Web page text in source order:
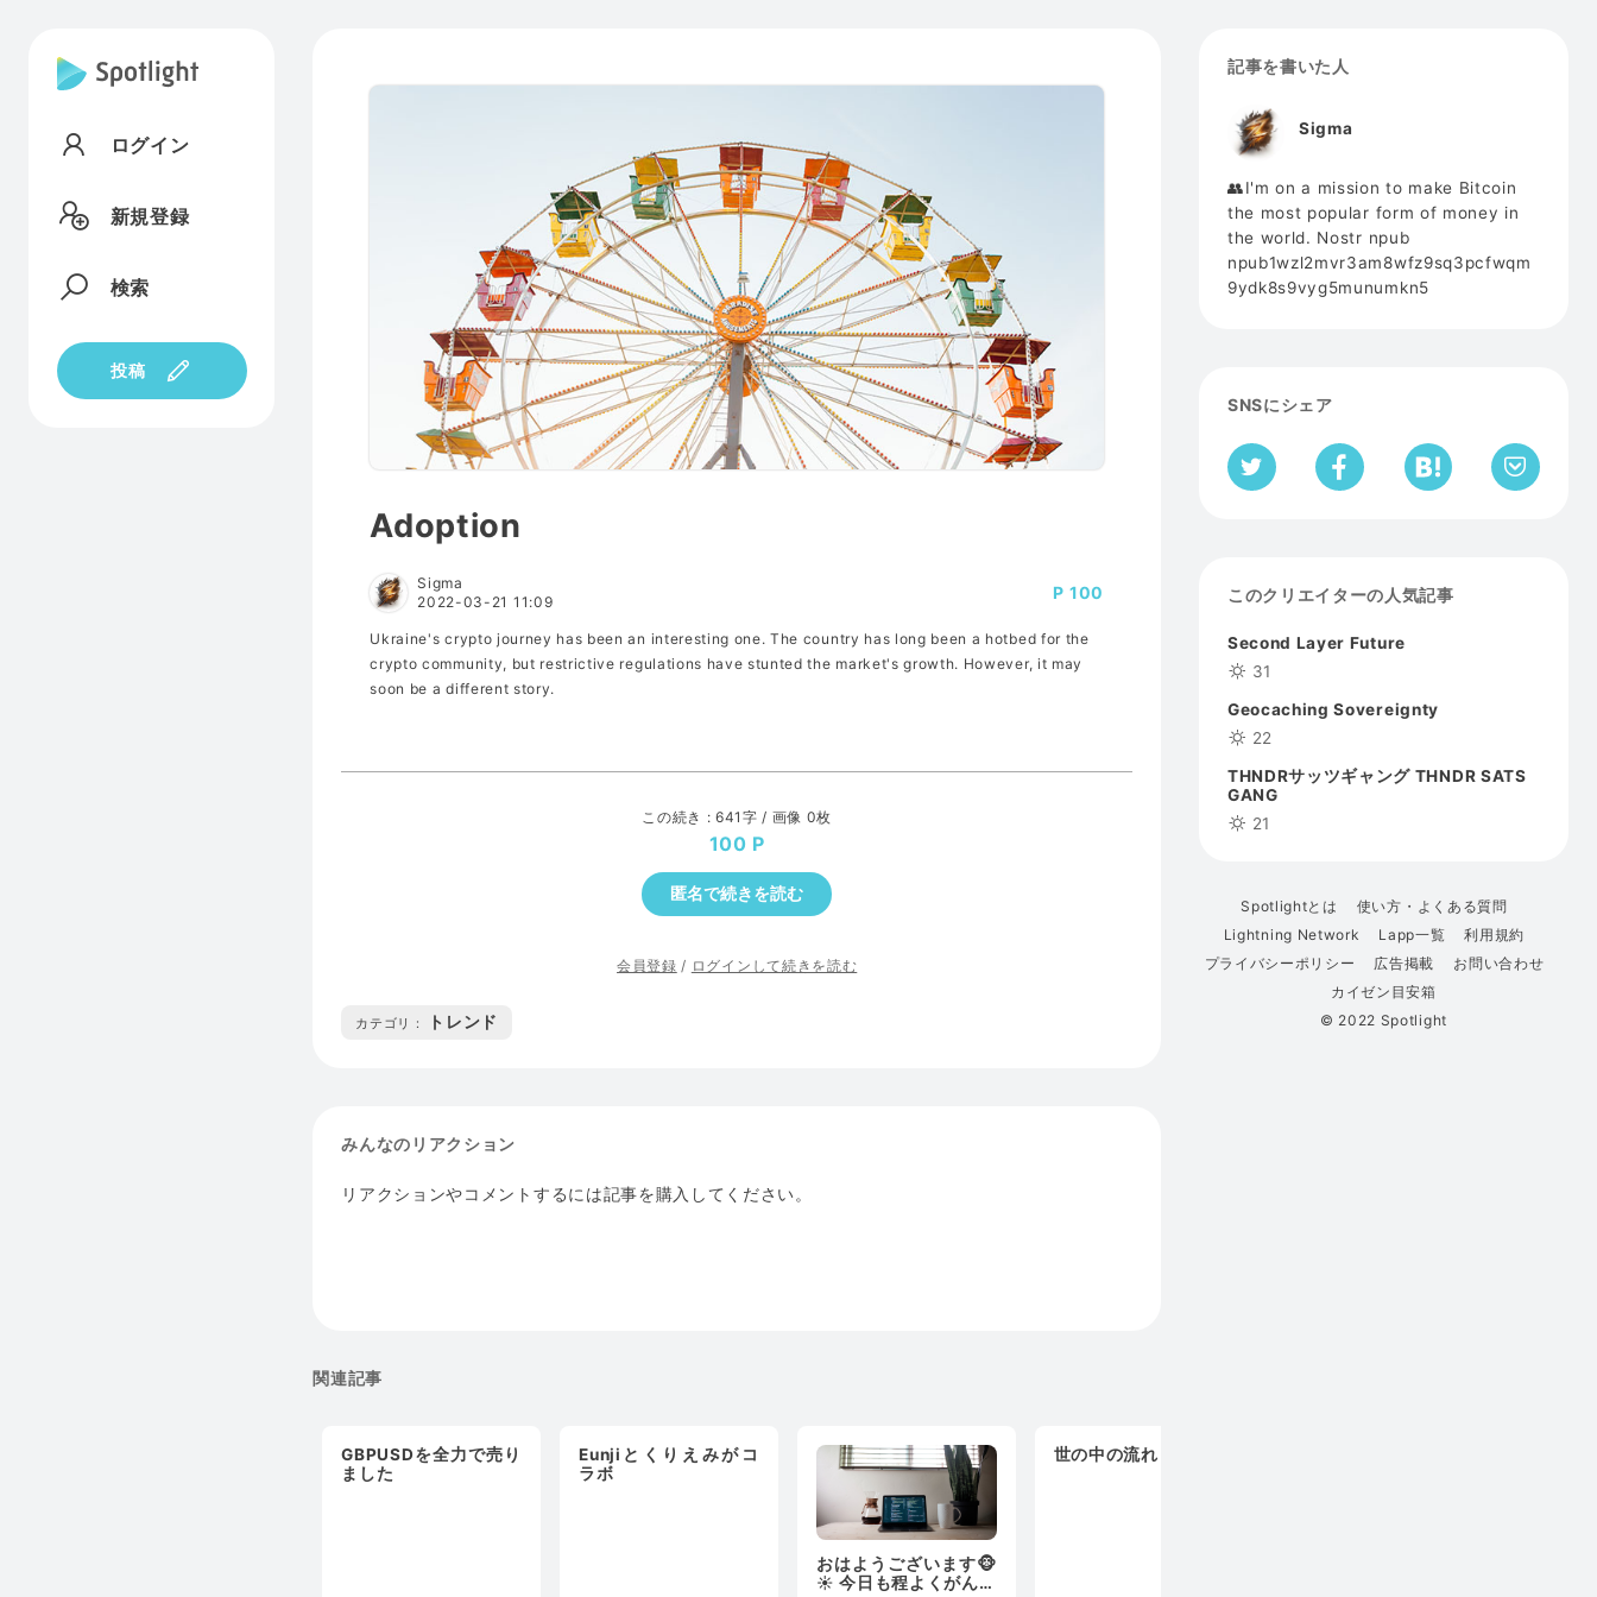
ログイン
新規登録
検索
投稿
Adoption
Sigma
2022-03-21 11:09
100
Ukraine's crypto journey has been an interesting one. The country has long been a hotbed for the
crypto community, but restrictive regulations have stunted the market's growth. However, it may
soon be a different story.
この続き : 641字 / 画像 0枚
100
匿名で続きを読む
会員登録 / ログインして続きを読む
カテゴリ : トレンド
みんなのリアクション
リアクションやコメントするには記事を購入してください。
関連記事
GBPUSDを全力で売り
ました
Eunjiとくりえみがコ
ラボ
おはようございます🐵
☀️ 今日も程よくがんば
世の中の流れ
記事を書いた人
Sigma
👥I'm on a mission to make Bitcoin
the most popular form of money in
the world. Nostr npub
npub1wzl2mvr3am8wfz9sq3pcfwqm
9ydk8s9vyg5munumkn5
SNSにシェア
このクリエイターの人気記事
Second Layer Future
31
Geocaching Sovereignty
22
THNDRサッツギャング THNDR SATS
GANG
21
Spotlightとは
使い方・よくある質問
Lightning Network
Lapp一覧
利用規約
プライバシーポリシー
広告掲載
お問い合わせ
カイゼン目安箱
© 2022 Spotlight